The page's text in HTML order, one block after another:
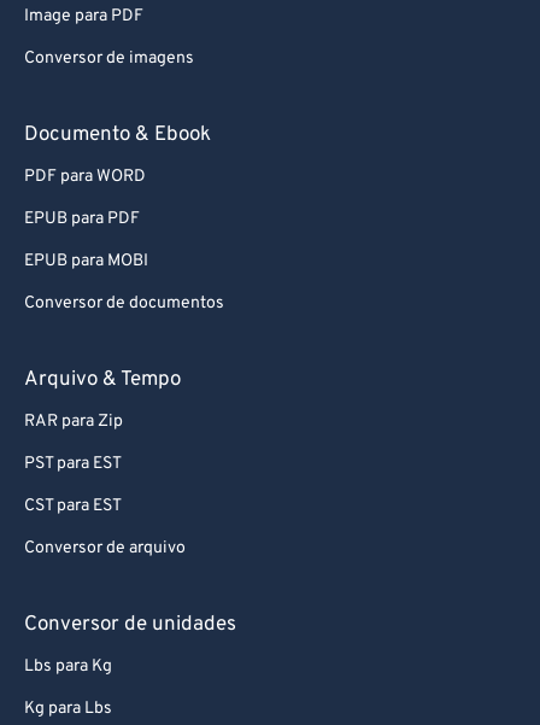
Image para PDF
Conversor de imagens
Documento & Ebook
PDF para WORD
EPUB para PDF
EPUB para MOBI
Conversor de documentos
Arquivo & Tempo
RAR para Zip
PST para EST
CST para EST
Conversor de arquivo
Conversor de unidades
Lbs para Kg
Kg para Lbs